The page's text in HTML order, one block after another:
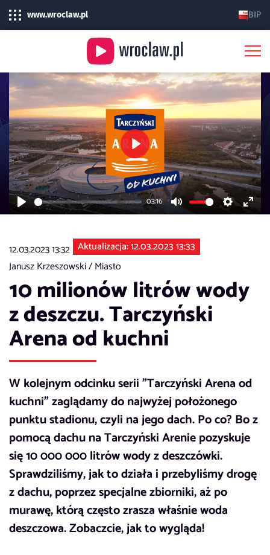
www.wroclaw.pl BIP
Play
03:16
Mute SettingsEnter
Play
12.03.2023 13:32 Aktualizacja: 12.03.2023 13:33
Janusz Krzeszowski /Miasto
10 milionów litrów wody
z deszczu. Tarczyński
Arena od kuchni
W kolejnym odcinku serii "Tarczyński Arena od
kuchni" zaglądamy do najwyżej położonego
punktu stadionu, czyli na jego dach. Po co? Bo z
pomocą dachu na Tarczyński Arenie pozyskuje
się 10 000 000 litrów wody z deszczówki.
Sprawdziliśmy, jak to działa i przebyliśmy drogę
z dachu, poprzez specjalne zbiorniki, aż po
murawę, którą często zrasza właśnie woda
deszczowa. Zobaczcie, jak to wygląda!